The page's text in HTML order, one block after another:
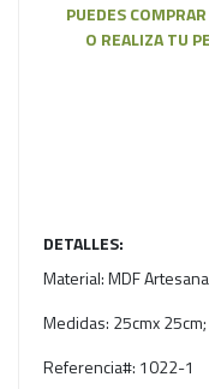
PUEDES
O REALIZA TU
DETALLES:
Material:MDF
Medidas: 25cmx
Referencia#: 1022-1